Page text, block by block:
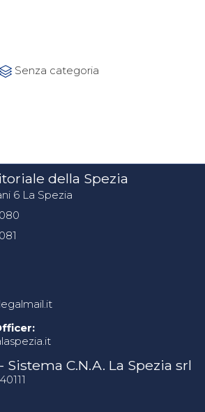
 Category
Senza categoria
della Spezia
6 La Spezia
Sistema C.N.A. La Spezia srl